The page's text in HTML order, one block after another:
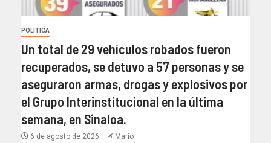
POLÍTICA
Un total de 29 vehículos robados fueron
recuperados, se detuvo a 57 personas y se
aseguraron armas, drogas y explosivos por
el Grupo Interinstitucional en la última
semana, en Sinaloa.
6 de agosto de 2026 Mario